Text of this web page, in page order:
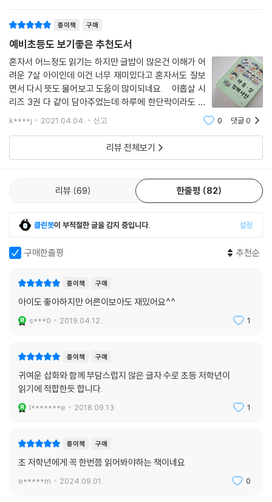
종이책 구매
예비초등도 보기좋은 추천도서
혼자서 어느정도 읽기는 하지만 글밥이 많은건 이해가 어
려운 7살 아이인데 이건 너무 재미있다고 혼자서도 잘보
면서 다시 뜻도 물어보고 도움이 많이되네요. 아홉살 시
리즈 3권 다 같이 담아주었는데 하루에 한단락이라도 읽
자고 했는데 혼자서 몇개씩 읽는지 모르겠어요. 뺵빽한
글씨가 아니라서 아이들에게 부담이 없나봐요. 자긴 9
k****j 2021.04.04. 신고 0 댓글0
리뷰 전체보기
리뷰 69 한줄평 82
클린봇이 부적절한 글을 감지 중입니다. 설정
구매한줄평 추천순
종이책 구매
아이도 좋아하지만 어른이보아도 재밌어요^^
s***0 2019.04.12. 1
종이책 구매
귀여운 삽화와 함께 부담스럽지 않은 글자 수로 초등 저학년이
읽기에 적합한듯 합니다.
l*******e 2018.09.13. 1
종이책 구매
초 저학년에게 꼭 한번쯤 읽어봐야하는 책이네요
e*****m 2024.09.01. 0